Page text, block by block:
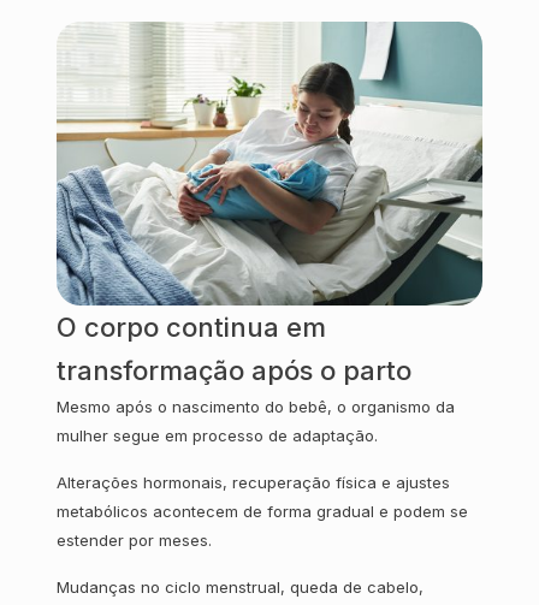
O corpo continua em
transformação após o parto
Mesmo após o nascimento do bebê, o organismo da
mulher segue em processo de adaptação.
Alterações hormonais, recuperação física e ajustes
metabólicos acontecem de forma gradual e podem se
estender por meses.
Mudanças no ciclo menstrual, queda de cabelo,